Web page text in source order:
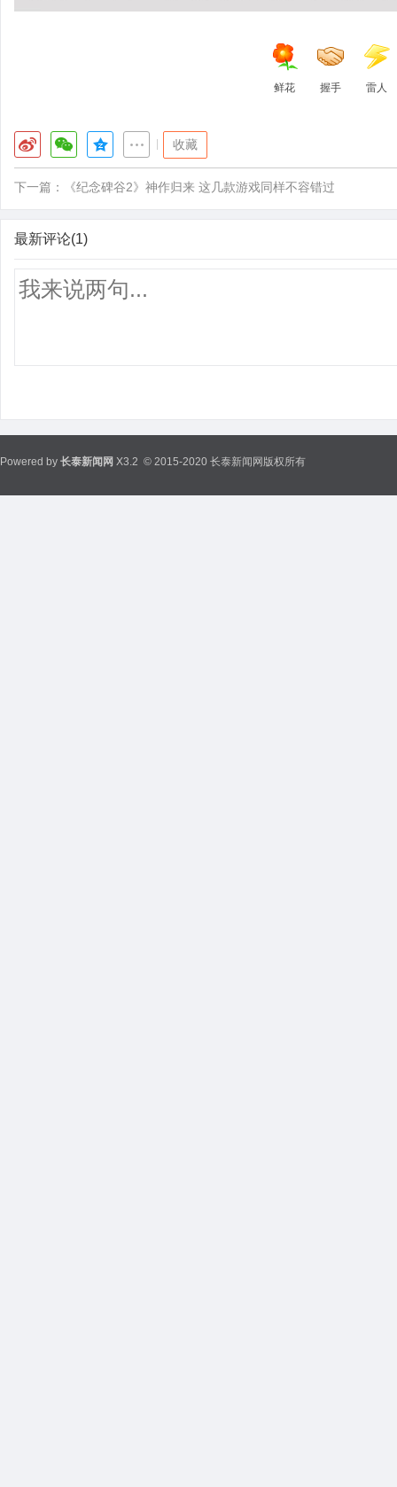
鲜花 握手 雷人
收藏
下一篇： 《纪念碑谷2》神作归来 这几款游戏同样不容错过
最新评论(1)
Powered by 长泰新闻网 X3.2 © 2015-2020 长泰新闻网版权所有